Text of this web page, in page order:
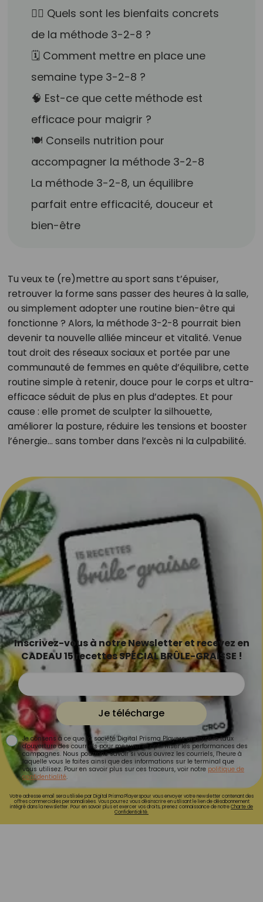
🧘‍♀️ Quels sont les bienfaits concrets
de la méthode 3-2-8 ?
🗓️ Comment mettre en place une
semaine type 3-2-8 ?
🧠 Est-ce que cette méthode est
efficace pour maigrir ?
🍽️ Conseils nutrition pour
accompagner la méthode 3-2-8
La méthode 3-2-8, un équilibre
parfait entre efficacité, douceur et
bien-être
Tu veux te (re)mettre au sport sans t’épuiser,
retrouver la forme sans passer des heures à la salle,
ou simplement adopter une routine bien-être qui
fonctionne ? Alors, la méthode 3-2-8 pourrait bien
devenir ta nouvelle alliée minceur et vitalité. Venue
tout droit des réseaux sociaux et portée par une
communauté de femmes en quête d’équilibre, cette
routine simple à retenir, douce pour le corps et ultra-
efficace séduit de plus en plus d’adeptes. Et pour
cause : elle promet de sculpter la silhouette,
améliorer la posture, réduire les tensions et booster
l’énergie… sans tomber dans l’excès ni la culpabilité.
Inscrivez-vous à notre Newsletter et recevez en
CADEAU 15 recettes SPÉCIAL BRÛLE-GRAISSE !
Je télécharge
Je consens à ce que la société Digital Prisma Players analyse le taux
d'ouverture des courriels pour mesurer et optimiser les performances des
campagnes. Nous pourrons savoir si vous ouvrez les courriels, l'heure à
laquelle vous le faites ainsi que des informations sur le terminal que
vous utilisez. Pour en savoir plus sur ces traceurs, voir notre politique de
confidentialité.
Votre adresse email sera utilisée par Digital Prisma Playerspour vous envoyer votre newsletter contenant des
offres commerciales personnalisées. Vous pourrez vous désinscrire en utilisant le lien de désabonnement
intégré dans la newsletter. Pour en savoir plus et exercer vos droits, prenez connaissance de notreCharte de
Confidentialité.